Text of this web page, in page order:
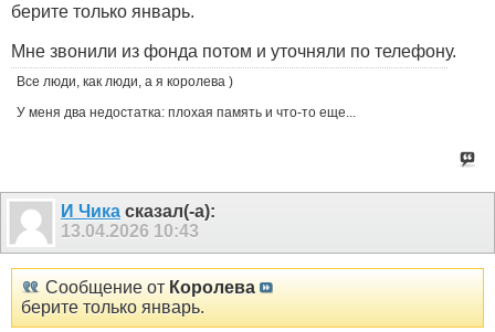
берите только январь.
Мне звонили из фонда потом и уточняли по телефону.
Все люди, как люди, а я королева )
У меня два недостатка: плохая память и что-то еще...
И Чика сказал(-а):
13.04.2026 10:43
Сообщение от Королева
берите только январь.